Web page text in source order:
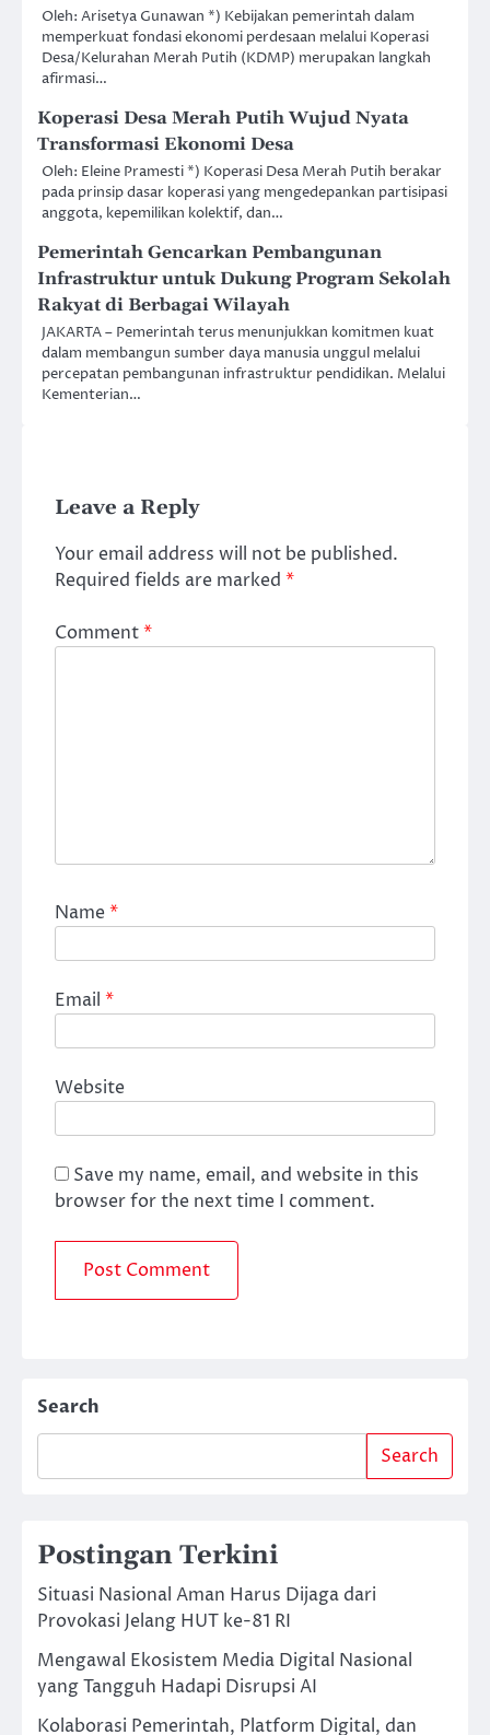
Oleh: Arisetya Gunawan *) Kebijakan pemerintah dalam
memperkuat fondasi ekonomi perdesaan melalui Koperasi
Desa/Kelurahan Merah Putih (KDMP) merupakan langkah
afirmasi…
Koperasi Desa Merah Putih Wujud Nyata
Transformasi Ekonomi Desa
Oleh: Eleine Pramesti *) Koperasi Desa Merah Putih berakar
pada prinsip dasar koperasi yang mengedepankan partisipasi
anggota, kepemilikan kolektif, dan…
Pemerintah Gencarkan Pembangunan
Infrastruktur untuk Dukung Program Sekolah
Rakyat di Berbagai Wilayah
JAKARTA – Pemerintah terus menunjukkan komitmen kuat
dalam membangun sumber daya manusia unggul melalui
percepatan pembangunan infrastruktur pendidikan. Melalui
Kementerian…
Leave a Reply
Your email address will not be published.
Required fields are marked *
Comment*
Name*
Email *
Website
Save my name, email, and website in this
browser for the next time I comment.
Search
Search
Postingan Terkini
Situasi Nasional Aman Harus Dijaga dari
Provokasi Jelang HUT ke-81 RI
Mengawal Ekosistem Media Digital Nasional
yang Tangguh Hadapi Disrupsi AI
Kolaborasi Pemerintah, Platform Digital, dan